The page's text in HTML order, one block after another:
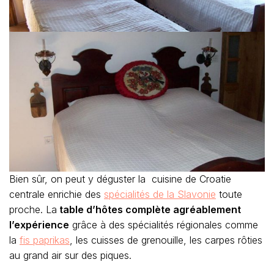
Bien sûr, on peut y déguster la cuisine de Croatie
centrale enrichie des spécialités de la Slavonie toute
proche. La table d’hôtes complète agréablement
l’expérience grâce à des spécialités régionales comme
la fis paprikas , les cuisses de grenouille, les carpes rôties
au grand air sur des piques.